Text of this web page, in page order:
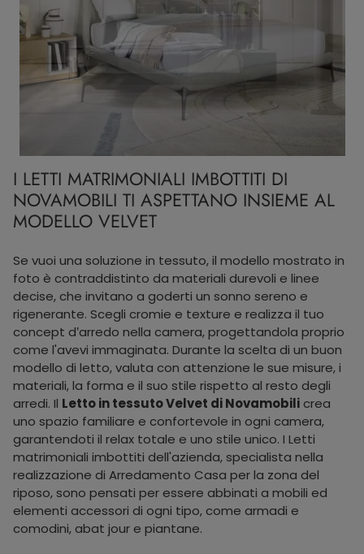
I LETTI MATRIMONIALI IMBOTTITI DI
NOVAMOBILI TI ASPETTANO INSIEME AL
MODELLO VELVET
Se vuoi una soluzione in tessuto, il modello mostrato in
foto è contraddistinto da materiali durevoli e linee
decise, che invitano a goderti un sonno sereno e
rigenerante. Scegli cromie e texture e realizza il tuo
concept d’arredo nella camera, progettandola proprio
come l'avevi immaginata. Durante la scelta di un buon
modello di letto, valuta con attenzione le sue misure, i
materiali, la forma e il suo stile rispetto al resto degli
arredi. Il Letto in tessuto Velvet di Novamobili crea
uno spazio familiare e confortevole in ogni camera,
garantendoti il relax totale e uno stile unico. I Letti
matrimoniali imbottiti dell'azienda, specialista nella
realizzazione di Arredamento Casa per la zona del
riposo, sono pensati per essere abbinati a mobili ed
elementi accessori di ogni tipo, come armadi e
comodini, abat jour e piantane.